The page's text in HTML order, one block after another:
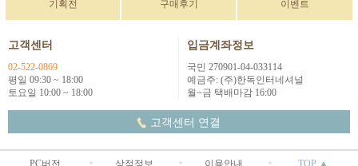
기획전 구매후기 이벤트
고객센터
02-522-0869
평일 09:30 ~ 18:00
토요일 10:00 ~ 18:00
입금계좌정보
국민 270901-04-033114
예금주: (주)한독인터네셔널
월~금 택배마감 16:00
고객센터 연결
PC버전 상점정보 이용안내 TOP ▲